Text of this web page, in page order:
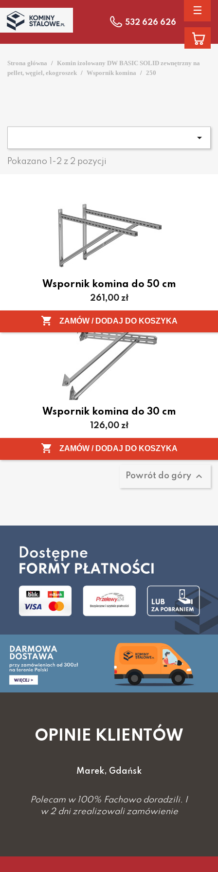
☰
532 626 626
Strona główna
Komin izolowany DW BASIC SOLID zewnętrzny na
pellet, węgiel, ekogroszek
Wspornik komina 250

Pokazano 1-2 z 2 pozycji
Wspornik komina do 50 cm
Cena
261,00 zł
 ZAMÓW / DODAJ DO KOSZYKA
Wspornik komina do 30 cm
Cena
126,00 zł
 ZAMÓW / DODAJ DO KOSZYKA
Pokazano 1-2 z 2 pozycji
Powrót do góry 
OPINIE KLIENTÓW
Marek, Gdańsk
Polecam w 100% Fachowo doradzili. I
w 2 dni zrealizowali zamówienie